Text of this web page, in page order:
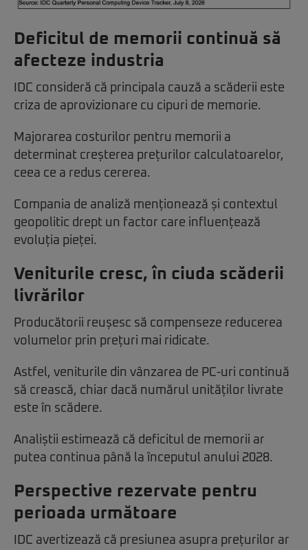
Deficitul de memorii continuă să
afecteze industria
IDC consideră că principala cauză a scăderii este
criza de aprovizionare cu cipuri de memorie.
Majorarea costurilor pentru memorii a
determinat creșterea prețurilor calculatoarelor,
ceea ce a redus cererea.
Compania de analiză menționează și contextul
geopolitic drept un factor care influențează
evoluția pieței.
Veniturile cresc, în ciuda scăderii
livrărilor
Producătorii reușesc să compenseze reducerea
volumelor prin prețuri mai ridicate.
Astfel, veniturile din vânzarea de PC-uri continuă
să crească, chiar dacă numărul unităților livrate
este în scădere.
Analiștii estimează că deficitul de memorii ar
putea continua până la începutul anului 2028.
Perspective rezervate pentru
perioada următoare
IDC avertizează că presiunea asupra prețurilor ar